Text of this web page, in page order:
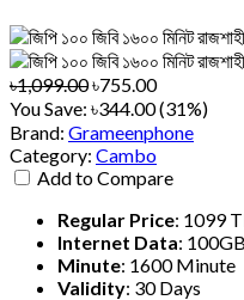
৳1,099.00৳755.00
You Save: ৳344.00 (31%)
Brand: Grameenphone
Category: Cambo
Add to Compare
Regular Price: 1099
Internet Data: 100GB
Minute: 1600 Minute
Validity: 30 Days